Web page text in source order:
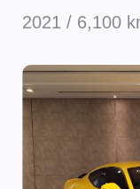
2021 / 6,100